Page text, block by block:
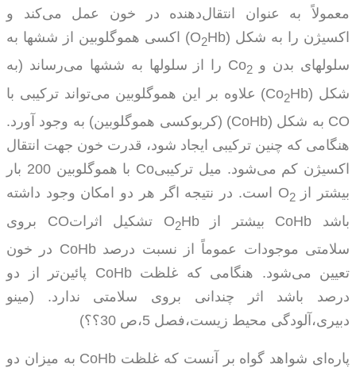
معمولاً به عنوان انتقال‌دهنده در خون عمل می‌کند و
اکسیژن را به شکل
(O2Hb)
اکسی هموگلوبین از ششها به
سلولهای بدن و
Co2
را از سلولها به ششها می‌رساند (به
شکل
(Co2Hb)
علاوه بر این هموگلوبین می‌تواند ترکیبی با
CO به شکل (CoHb) (کربوکسی هموگلوبین) به وجود آورد.
هنگامی که چنین ترکیبی ایجاد شود، قدرت خون جهت انتقال
اکسیژن کم می‌شود. میل ترکیبیCo
با هموگلوبین 200 بار
بیشتر از O2
است. در نتیجه اگر هر دو امکان وجود داشته
باشد CoHb بیشتر از O2Hb تشکیل اثراتCO بروی
سلامتی موجودات عموماً از نسبت درصدCoHb در خون
تعیین می‌شود. هنگامی که غلظتCoHb پائین‌تر از دو
درصد باشد اثر چندانی بروی سلامتی ندارد. (مینو
دبیری،آلودگی محیط زیست،فصل 5،ص 30؟؟)
پاره‌ای شواهد گواه بر آنست که غلظت CoHb به میزان دو